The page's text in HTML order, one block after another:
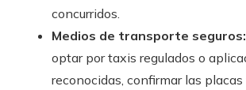
concurridos.
Medios de transporte seguros:
optar por taxis regulados o
reconocidas, confirmar las